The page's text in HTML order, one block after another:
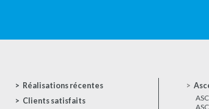
Réalisations récentes
Clients satisfaits